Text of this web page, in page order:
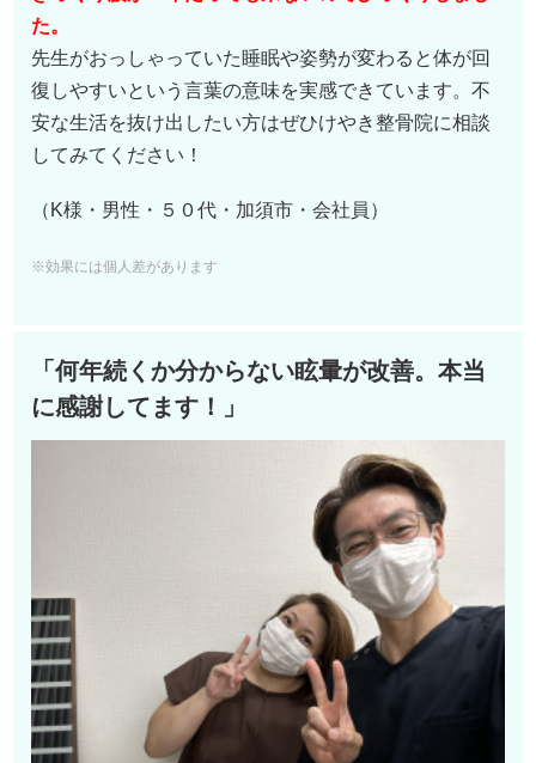
た。
先生がおっしゃっていた睡眠や姿勢が変わると体が回
復しやすいという言葉の意味を実感できています。不
安な生活を抜け出したい方はぜひけやき整骨院に相談
してみてください！
（K様・男性・５０代・加須市・会社員）
※効果には個人差があります
「何年続くか分からない眩暈が改善。本当
に感謝してます！」